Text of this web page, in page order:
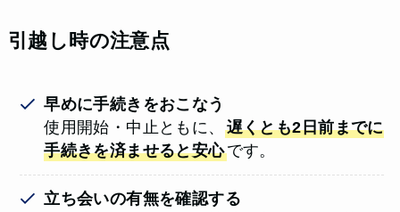
引越し時の注意点
早めに手続きをおこなう
使用開始・中止ともに、 遅くとも2日前までに
手続きを済ませると安心です。
立ち会いの有無を確認する